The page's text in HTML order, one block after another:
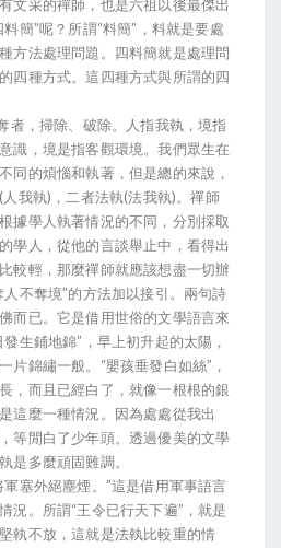
采的禪師，也是六祖以後最傑出
簡”呢？所謂“料簡”，料就是要處
方法處理問題。四料簡就是處理問
四種方式。這四種方式與所謂的四
，掃除、破除。人指我執，境指
識，境是指客觀環境。我們眾生在
同的煩惱和執著，但是總的來說，
我執)，二者法執(法我執)。禪師
據學人執著情況的不同，分別採取
學人，從他的言談舉止中，看得出
較輕，那麼禪師就應該想盡一切辦
不奪境”的方法加以接引。兩句詩
而已。它是借用世俗的文學語言來
生鋪地錦”，早上初升起的太陽，
片錦繡一般。“嬰孩垂發白如絲”，
，而且已經白了，就像一根根的銀
這麼一種情況。因為處處從我出
等閒白了少年頭。透過優美的文學
是多麼頑固難調。
塞外絕塵煙。”這是借用軍事語言
況。所謂“王令已行天下遍”，就是
執不放，這就是法執比較重的情